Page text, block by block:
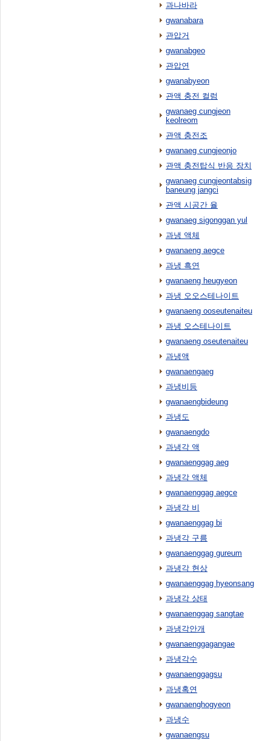
과나바라
gwanabara
관압거
gwanabgeo
관압연
gwanabyeon
관액 충전 컬럼
gwanaeg cungjeon
keolreom
관액 충전조
gwanaeg cungjeonjo
관액 충전탑식 반응 장치
gwanaeg cungjeontabsig
baneung jangci
관액 시공간 율
gwanaeg sigonggan yul
과냉 액체
gwanaeng aegce
과냉 흑연
gwanaeng heugyeon
과냉 오오스테나이트
gwanaeng ooseutenaiteu
과냉 오스테나이트
gwanaeng oseutenaiteu
과냉액
gwanaengaeg
과냉비등
gwanaengbideung
과냉도
gwanaengdo
과냉각 액
gwanaenggag aeg
과냉각 액체
gwanaenggag aegce
과냉각 비
gwanaenggag bi
과냉각 구름
gwanaenggag gureum
과냉각 현상
gwanaenggag hyeonsang
과냉각 상태
gwanaenggag sangtae
과냉각안개
gwanaenggagangae
과냉각수
gwanaenggagsu
과냉혹연
gwanaenghogyeon
과냉수
gwanaengsu